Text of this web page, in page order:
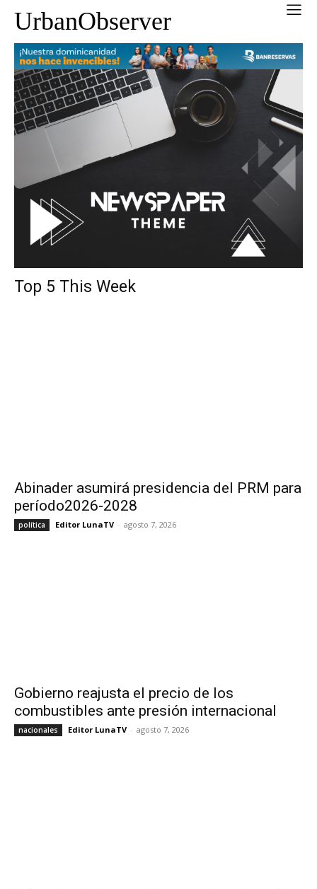
UrbanObserver
Top 5 This Week
Abinader asumirá presidencia del PRM para
período2026-2028
política Editor LunaTV - agosto 7, 2026
Gobierno reajusta el precio de los
combustibles ante presión internacional
nacionales Editor LunaTV - agosto 7, 2026